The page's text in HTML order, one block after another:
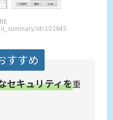
id=102645
すすめ
セキュリティを重